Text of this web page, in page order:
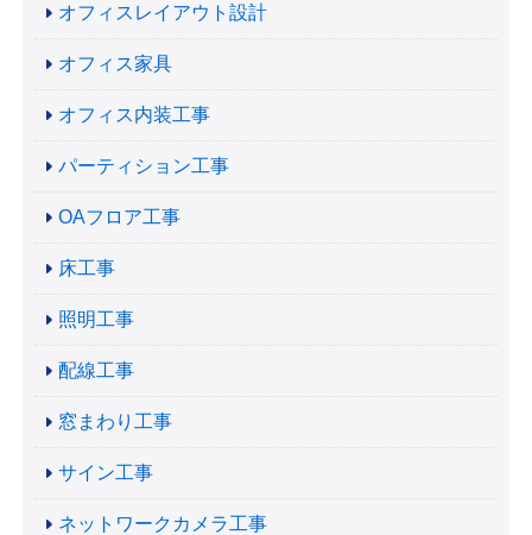
オフィスレイアウト設計
オフィス家具
オフィス内装工事
パーティション工事
OAフロア工事
床工事
照明工事
配線工事
窓まわり工事
サイン工事
ネットワークカメラ工事